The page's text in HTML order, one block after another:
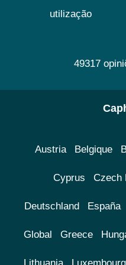
utilização
49317
Austria Belgique
Cyprus Czech
Deutschland España
Global Greece